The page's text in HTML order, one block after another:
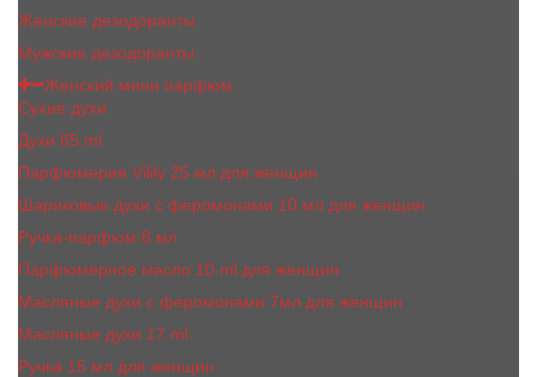
Женские дезодоранты
Мужские дезодоранты
Женский мини парфюм
Сухие духи
Духи 65 ml
Парфюмерия Vilily 25 мл для женщин
Шариковые духи с феромонами 10 мл для женщин
Ручка-парфюм 8 мл
Парфюмерное масло 10 ml для женщин
Масляные духи c феромонами 7мл для женщин
Масляные духи 17 ml
Ручка 15 мл для женщин